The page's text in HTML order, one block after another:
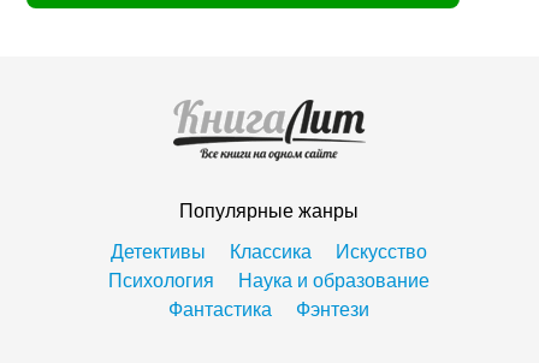
Популярные жанры
Детективы
Классика
Искусство
Психология
Наука и образование
Фантастика
Фэнтези